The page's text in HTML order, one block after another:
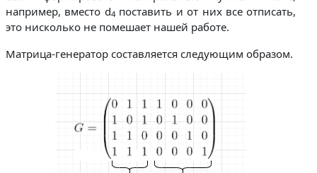
например, вместо d4 поставить и от них все отписать,
это нисколько не помешает нашей работе.
Матрица-генератор составляется следующим образом.